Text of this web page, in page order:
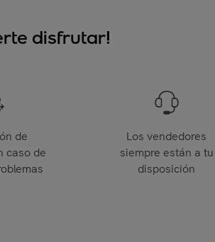
disfrutar!
de
caso de
Los vendedores
siempre están a tu
disposición